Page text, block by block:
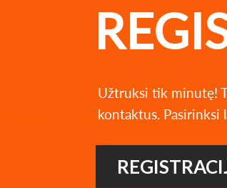
Užtruksi tik minutę!
kontaktus. Pasirinksi